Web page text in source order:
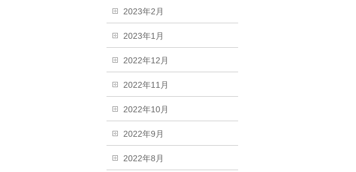
2023年2月
2023年1月
2022年12月
2022年11月
2022年10月
2022年9月
2022年8月